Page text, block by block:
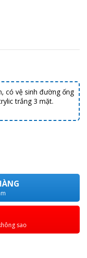
có vệ sinh đường ống
trắng 3 mặt.
sao